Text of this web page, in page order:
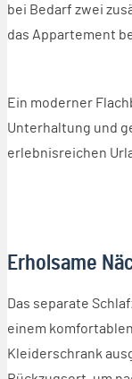
bei Bedarf zwei
das Appartement
Ein moderner
Unterhaltung und
erlebnisreichen
Erholsame
Das separate
einem
Kleiderschrank